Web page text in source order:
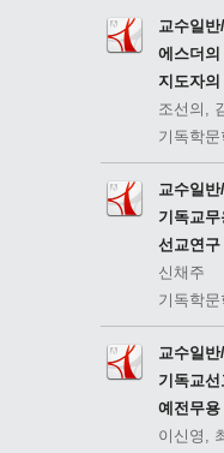
교수일
에스더
지도자의
조선의,
기독학
교수일
기독교
선교연구
신채주
기독학
교수일
기독교선
예전무용
이신영,